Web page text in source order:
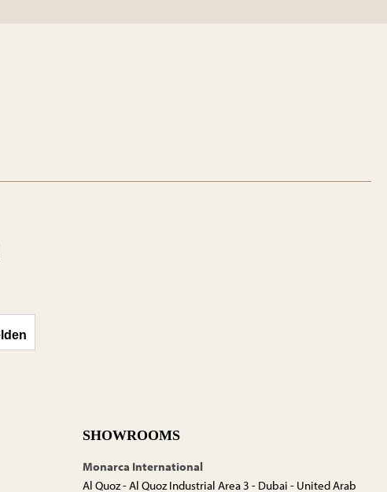
SHOWROOMS
Monarca International
Al Quoz - Al Quoz Industrial Area 3 - Dubai - United Arab